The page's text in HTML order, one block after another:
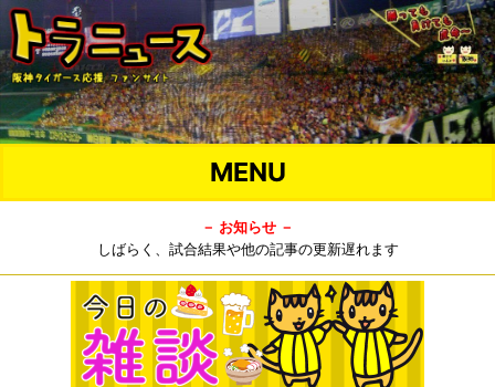
MENU
－ お知らせ －
しばらく、試合結果や他の記事の更新遅れます